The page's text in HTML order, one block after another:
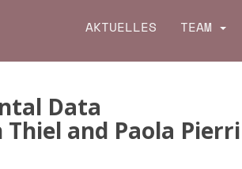
AKTUELLES TEAM
Data
and Paola Pierri